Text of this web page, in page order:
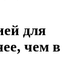
для
чем в